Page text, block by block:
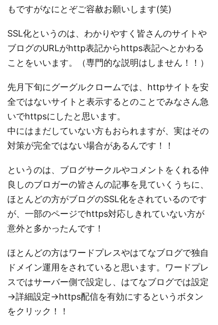
もですがなにとぞご容赦お願いします(笑)
SSL化というのは、わかりやすく皆さんのサイトや
ブログのURLがhttp表記からhttps表記へとかわる
ことをいいます。（専門的な説明はしません！！）
先月下旬にグーグルクロームでは、httpサイトを安
全ではないサイトと表示するとのことでみなさん急
いでhttpsにしたと思います。
中にはまだしていない方もおられますが、実はその
対策が完全ではない場合があるんです！！
というのは、ブログサークルやコメントをくれる仲
良しのブロガーの皆さんの記事を見ていくうちに、
ほとんどの方がブログのSSL化をされているのです
が、一部のページでhttps対応しきれていない方が
意外と多かったんです！
ほとんどの方はワードプレスやはてなブログで独自
ドメイン運用をされていると思います。ワードプレ
スではサーバー側で設定し、はてなブログでは設定
→詳細設定→https配信を有効にするというボタン
をクリック！！